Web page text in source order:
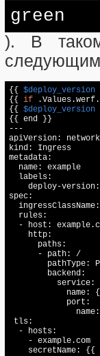
green
). В
{{ $deploy_version
{{ if
{{ $deploy_version
{{ end }}
---
apiVersion:
kind: Ingress
metadata:
  name: example
  labels:
deploy-
spec:
  rules:
- host:
    http:
      paths:
      - path: /
pathType:
        backend:
          service:
name:
            port:
tls:
  - hosts:
    - example.com
secretName: {{